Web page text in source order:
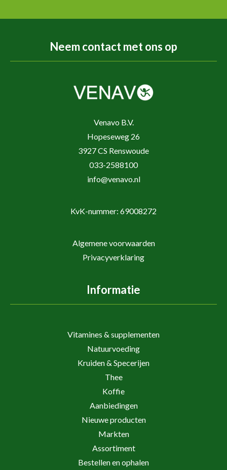
Neem contact met ons op
Venavo B.V.
Hopeseweg 26
3927 CS Renswoude
033-2588100
info@venavo.nl
KvK-nummer: 69008272
Algemene voorwaarden
Privacyverklaring
Informatie
Vitamines & supplementen
Natuurvoeding
Kruiden & Specerijen
Thee
Koffie
Aanbiedingen
Nieuwe producten
Markten
Assortiment
Bestellen en ophalen